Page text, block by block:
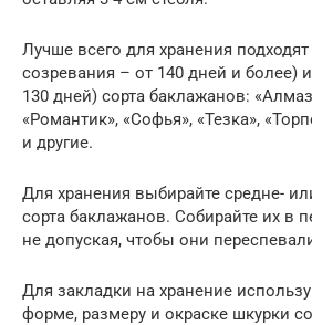
Лучше всего для хранения
созревания – от 140 дней и более)
130 дней) сорта баклажанов:
«Романтик», «Софья», «Тезка»,
и другие.
Для хранения выбирайте средне-
сорта баклажанов. Собирайте их в
не допуская, чтобы они
Для закладки на хранение
форме, размеру и окраске шкурки